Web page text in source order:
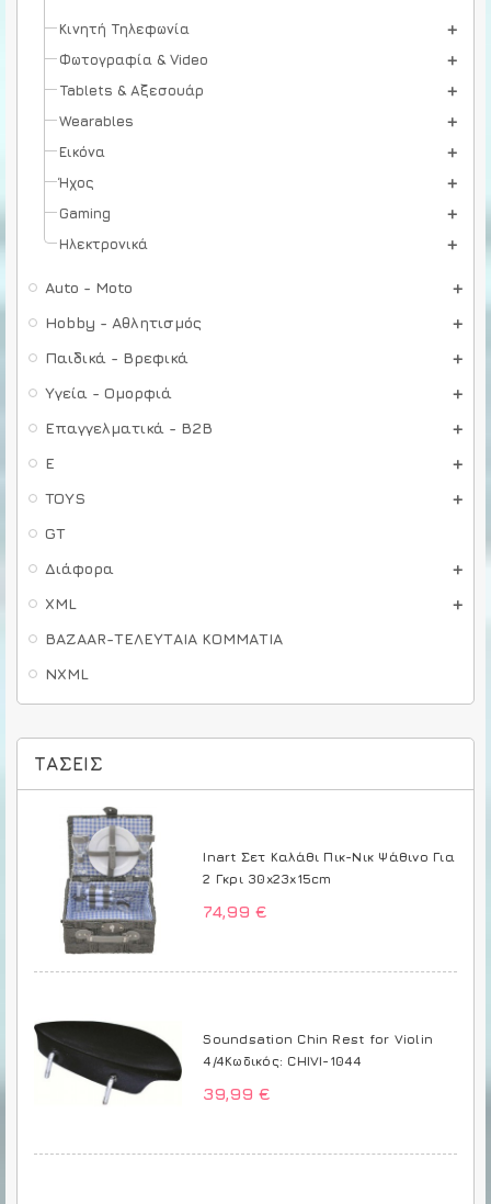
Κινητή Τηλεφωνία
Φωτογραφία & Video
Tablets & Αξεσουάρ
Wearables
Εικόνα
Ήχος
Gaming
Ηλεκτρονικά
Auto - Moto
Hobby - Αθλητισμός
Παιδικά - Βρεφικά
Υγεία - Ομορφιά
Επαγγελματικά - B2B
E
TOYS
GT
Διάφορα
XML
BAZAAR-ΤΕΛΕΥΤΑΙΑ ΚΟΜΜΑΤΙΑ
NXML
ΤΆΣΕΙΣ
Inart Σετ Καλάθι Πικ-Νικ Ψάθινο Για
2 Γκρι 30x23x15cm
74,99 €
Soundsation Chin Rest for Violin
4/4Κωδικός: CHIVI-1044
39,99 €